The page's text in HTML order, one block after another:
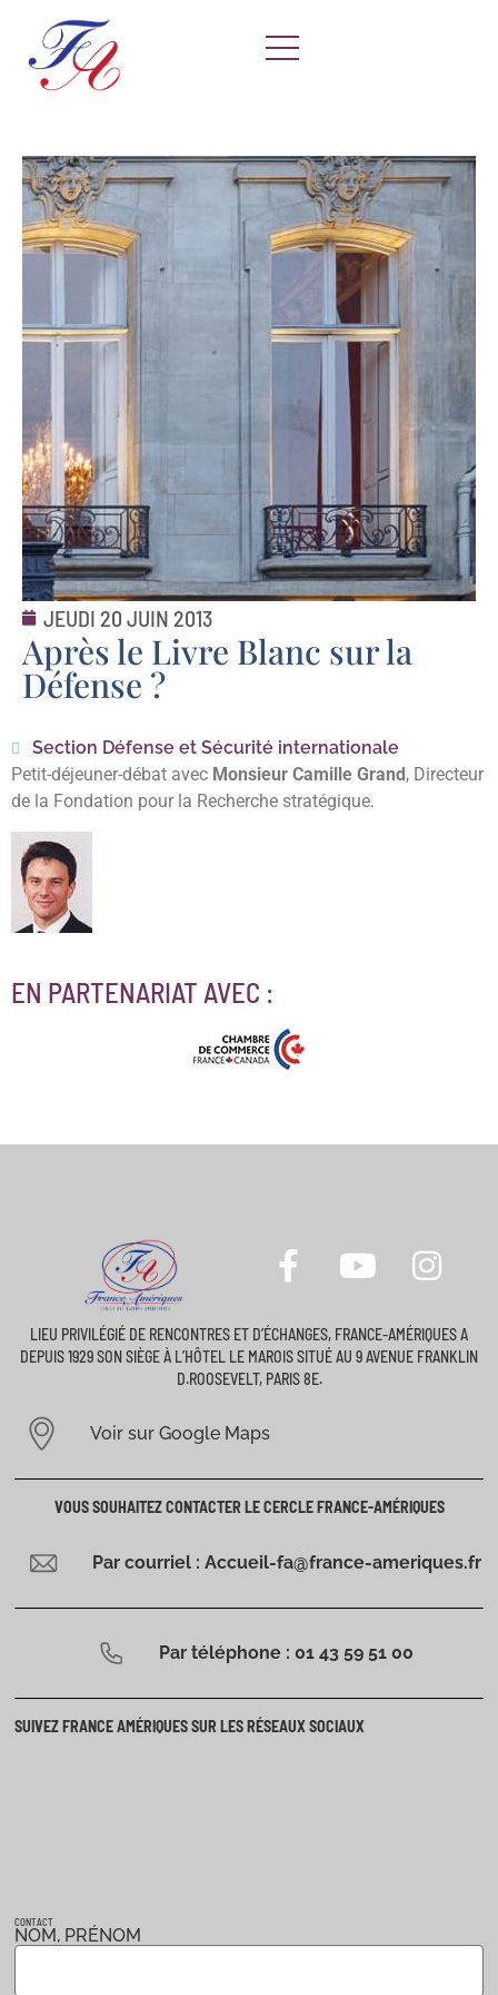
JEUDI 20 JUIN 2013
Après le Livre Blanc sur la
Défense ?
Section Défense et Sécurité internationale
Petit-déjeuner-débat avec Monsieur Camille Grand , Directeur
de la Fondation pour la Recherche stratégique.
EN PARTENARIAT AVEC :
CONTACT
NOM, PRÉNOM
LIEU PRIVILÉGIÉ DE RENCONTRES ET D’ÉCHANGES, FRANCE-AMÉRIQUES A
DEPUIS 1929 SON SIÈGE À L’HÔTEL LE MAROIS SITUÉ AU 9 AVENUE FRANKLIN
D.ROOSEVELT, PARIS 8E.
Voir sur Google Maps
VOUS SOUHAITEZ CONTACTER LE CERCLE FRANCE-AMÉRIQUES
Par courriel : Accueil-fa@france-ameriques.fr
Par téléphone : 01 43 59 51 00
SUIVEZ FRANCE AMÉRIQUES SUR LES RÉSEAUX SOCIAUX